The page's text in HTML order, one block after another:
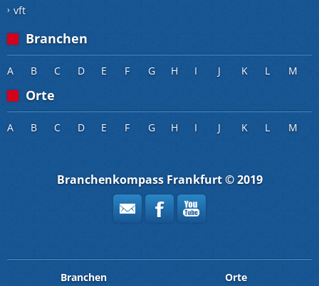
vft
Branchen
A B C D E F G H I J K L M
Orte
A B C D E F G H I J K L M
Branchenkompass Frankfurt © 2019
Branchen Orte